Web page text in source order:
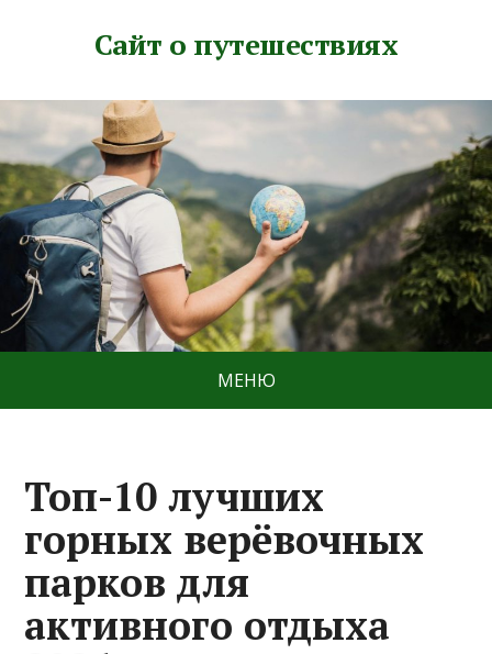
Сайт о путешествиях
МЕНЮ
Топ-10 лучших
горных верёвочных
парков для
активного отдыха